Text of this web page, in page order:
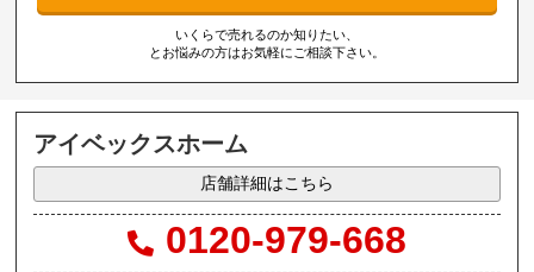
いくらで売れるのか知りたい、
とお悩みの方はお気軽にご相談下さい。
アイベックスホーム
店舗詳細はこちら
0120-979-668